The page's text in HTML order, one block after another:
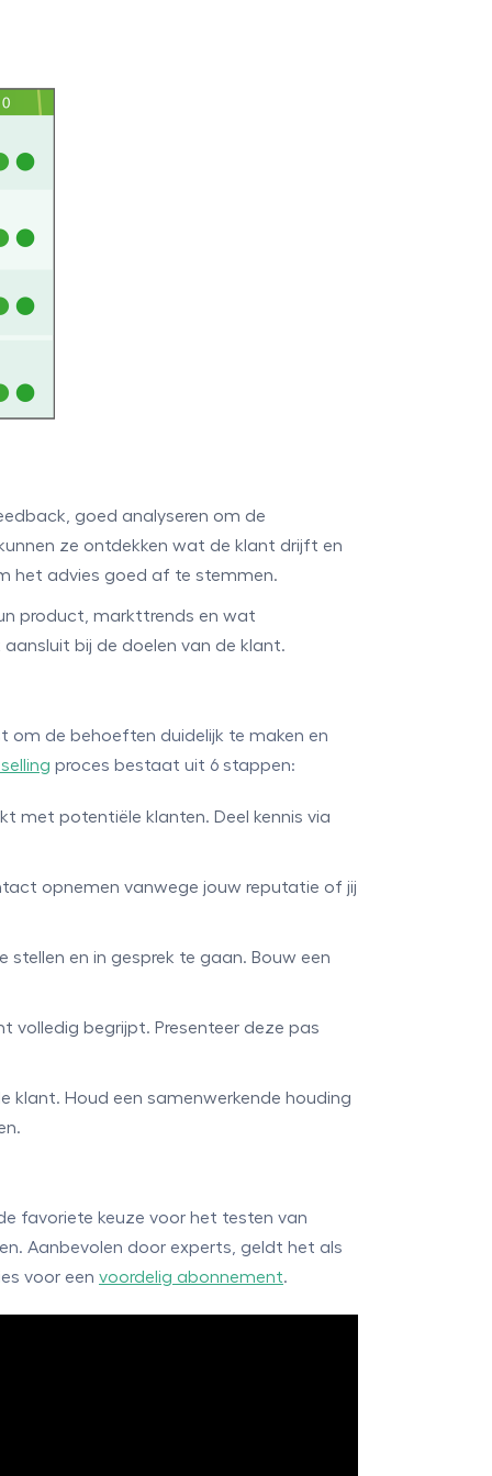
goed analyseren om de
ze ontdekken wat de klant drijft en
het advies goed af te stemmen.
product, markttrends en wat
bij de doelen van de klant.
om de behoeften duidelijk te maken en
proces bestaat uit 6 stappen:
met potentiële klanten. Deel kennis via
opnemen vanwege jouw reputatie of jij
en in gesprek te gaan. Bouw een
volledig begrijpt. Presenteer deze pas
klant. Houd een samenwerkende houding
favoriete keuze voor het testen van
Aanbevolen door experts, geldt het als
voor een voordelig abonnement.